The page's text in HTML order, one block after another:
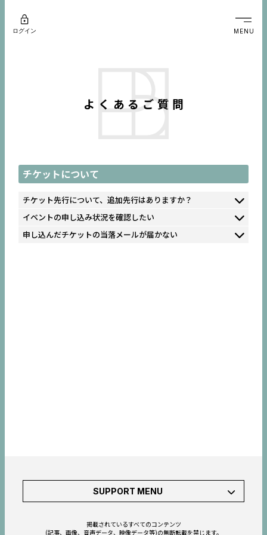
ログイン MENU
よくあるご質問
チケットについて
チケット先行について、追加先行はありますか？
イベントの申し込み状況を確認したい
申し込んだチケットの当落メールが届かない
SUPPORT MENU
掲載されているすべてのコンテンツ
(記事、画像、音声データ、映像データ等)の無断転載を禁じます。